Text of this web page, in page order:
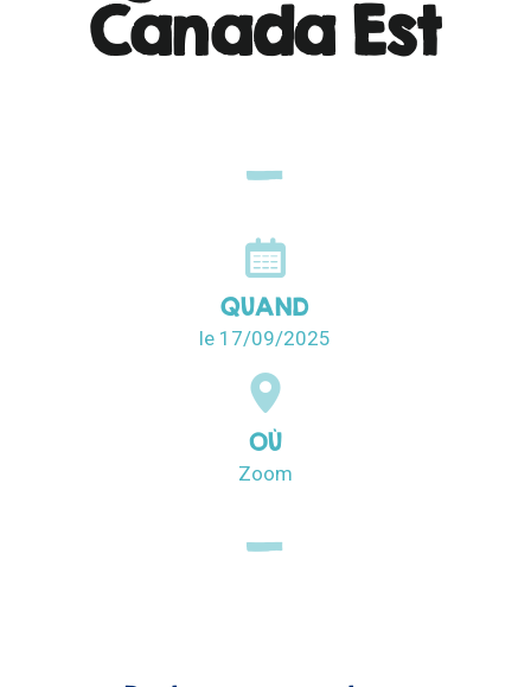
Canada Est
QUAND
le 17/09/2025
OÙ
Zoom